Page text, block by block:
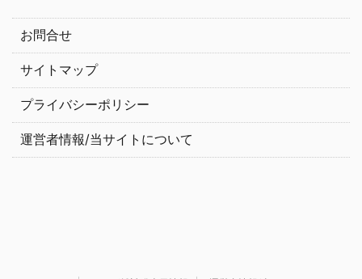
お問合せ
サイトマップ
プライバシーポリシー
運営者情報/当サイトについて